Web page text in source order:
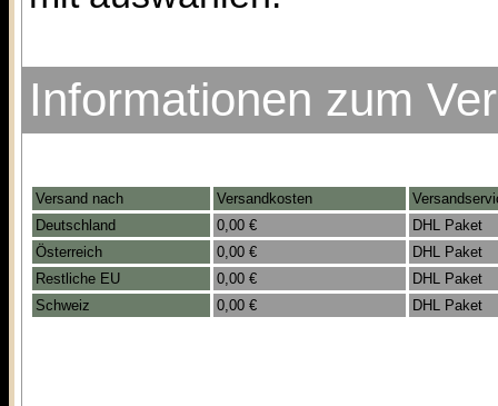
Informationen zum
Versand nach Versandkosten
Deutschland
0,00 €
DHL Paket
Österreich
0,00 €
DHL Paket
Restliche EU
0,00 €
DHL Paket
Schweiz
0,00 € DHL Paket